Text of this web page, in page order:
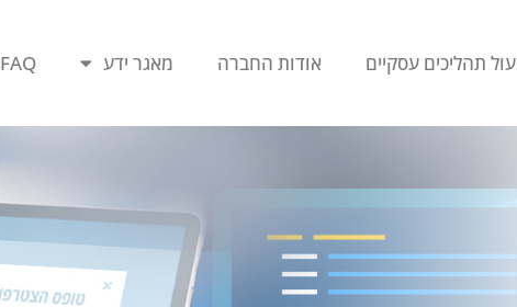
תהליכים עסקיים אודות החברה מאגר ידע FAQ